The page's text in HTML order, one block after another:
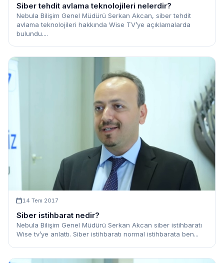
Siber tehdit avlama teknolojileri nelerdir?
Nebula Bilişim Genel Müdürü Serkan Akcan, siber tehdit
avlama teknolojileri hakkında Wise TV’ye açıklamalarda
bulundu....
14 Tem 2017
Siber istihbarat nedir?
Nebula Bilişim Genel Müdürü Serkan Akcan siber istihbaratı
Wise tv’ye anlattı. Siber istihbaratı normal istihbarata ben...